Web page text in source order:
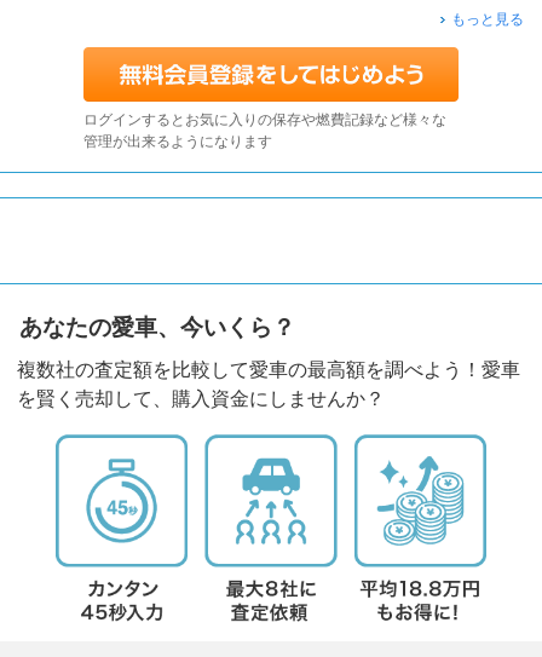
もっと見る
ログインするとお気に入りの保存や燃費記録など様々な
管理が出来るようになります
あなたの愛車、今いくら？
複数社の査定額を比較して愛車の最高額を調べよう！愛車
を賢く売却して、購入資金にしませんか？